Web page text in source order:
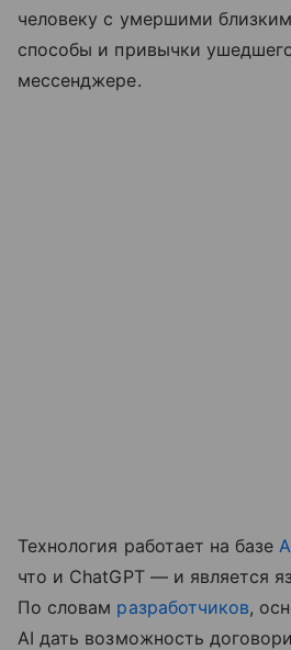
человеку с умершими
способы и привычки
мессенджере.
Технология работает на базе
что и ChatGPT — и является
По словам разработчиков,
AI дать возможность